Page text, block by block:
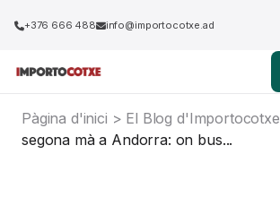
+376 666 488 info@importocotxe.ad
Pàgina d'inici > El Blog d'Importocotxe
segona mà a Andorra: on bus...